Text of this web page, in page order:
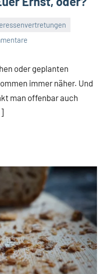
oder geplanten
immer näher. Und
man offenbar auch